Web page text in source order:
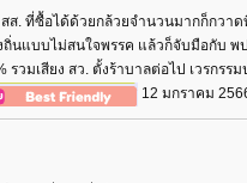
ส. ที่ซื้อได้ด้วยกล้วยจำนวนมากก็กวา
ถิ่นแบบไม่สนใจพรรค แล้วก็จับมือกับ พ
รวมเสียง สว. ตั้งร้าบาลต่อไป เวรกรรม
12 มกราคม